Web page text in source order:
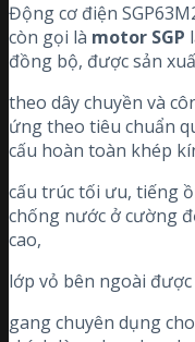
Động cơ điện
còn gọi là motor SGP
đồng bộ, được sản
theo dây chuyền và
ứng theo tiêu chuẩn
cấu hoàn toàn khép
cấu trúc tối ưu, tiếng
chống nước ở cường
cao,
lớp vỏ bên ngoài
gang chuyên dụng